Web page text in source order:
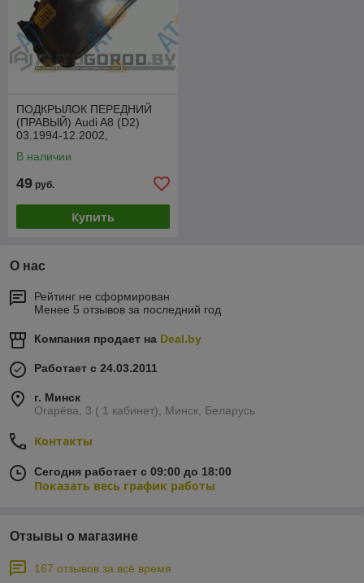
ПОДКРЫЛОК ПЕРЕДНИЙ
(ПРАВЫЙ) Audi A8 (D2)
03.1994-12.2002,
В наличии
49 руб.
Купить
О нас
Рейтинг не сформирован
Менее 5 отзывов за последний год
Компания продает на Deal.by
Работает с 24.03.2011
г. Минск
Огарёва, 3 ( 1 кабинет), Минск, Беларусь
Контакты
Сегодня работает с 09:00 до 18:00
Показать весь график работы
Отзывы о магазине
167 отзывов за всё время